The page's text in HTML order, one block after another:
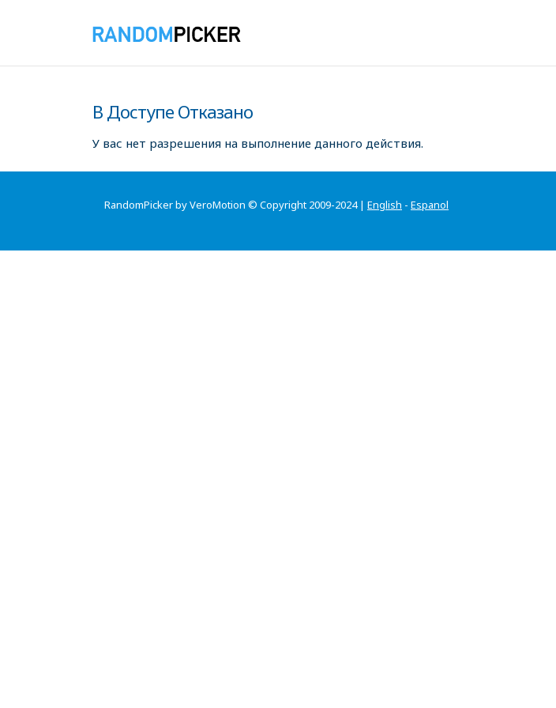
В Доступе Отказано
У вас нет разрешения на выполнение данного действия.
RandomPicker by VeroMotion © Copyright 2009-2024 | English - Espanol